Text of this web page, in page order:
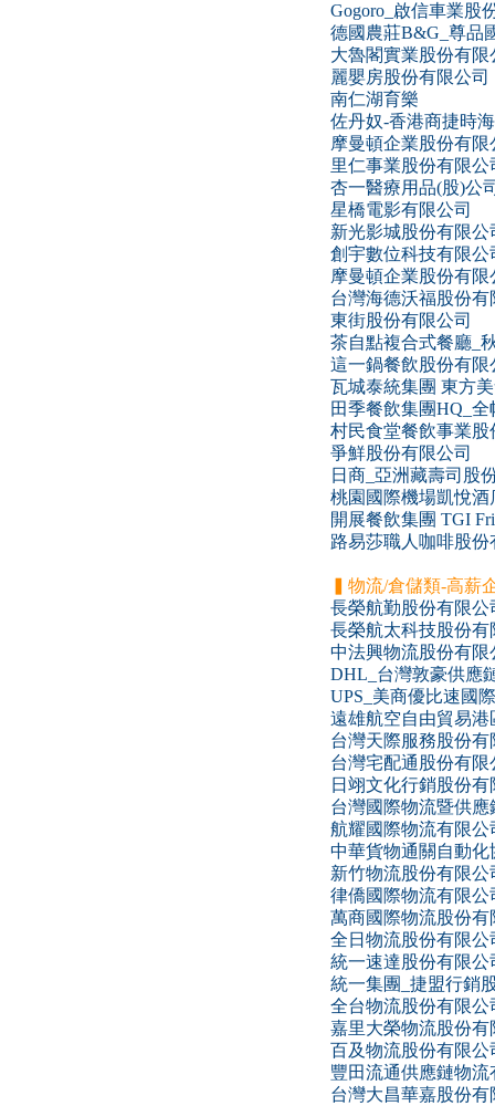
Gogoro_啟信車業股
德國農莊B&G_尊品
大魯閣實業股份有限
麗嬰房股份有限公司
南仁湖育樂
佐丹奴-香港商捷時
摩曼頓企業股份有
里仁事業股份有限
杏一醫療用品(股)公
星橋電影有限公司
新光影城股份有限公
創宇數位科技有限公
摩曼頓企業股份有限
台灣海德沃福股份有
東街股份有限公司
茶自點複合式餐廳_
這一鍋餐飲股份有限
瓦城泰統集團 東方
田季餐飲集團HQ_
村民食堂餐飲事業股
爭鮮股份有限公司
日商_亞洲藏壽司股
桃園國際機場凱悅酒
開展餐飲集團 TGI
路易莎職人咖啡股份
▍物流/倉儲類-高薪
長榮航勤股份有限公
長榮航太科技股份有
中法興物流股份有限
DHL_台灣敦豪供應
UPS_美商優比速國
遠雄航空自由貿易
台灣天際服務股份有
台灣宅配通股份有限
日翊文化行銷股份有
台灣國際物流暨供應
航耀國際物流有限公
中華貨物通關自動化
新竹物流股份有限公
律僑國際物流有限公
萬商國際物流股份有
全日物流股份有限公
統一速達股份有限公
統一集團_捷盟行銷
全台物流股份有限公
嘉里大榮物流股份有
百及物流股份有限公
豐田流通供應鏈物流
台灣大昌華嘉股份有